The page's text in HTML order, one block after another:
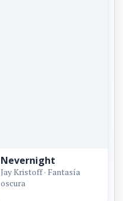
Nevernight
Jay Kristoff · Fantasía
oscura